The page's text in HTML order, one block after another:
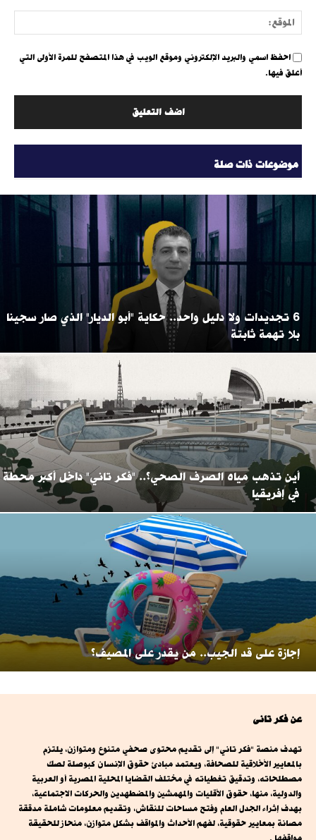
احفظ اسمي والبريد الإلكتروني وموقع الويب في هذا المتصفح للمرة الأولى التي
أعلق فيها.
موضوعات ذات صلة
6 تجديدات ولا دليل واحد.. حكاية "أبو الديار" الذي صار سجينا
بلا تهمة ثابتة
أين تذهب مياه الصرف الصحي؟.. "فكر تاني" داخل أكبر محطة
في إفريقيا
إجازة على قد الجيب.. من يقدر على المصيف؟
عن فكر تانى
تهدف منصة "فكر تاني" إلى تقديم محتوى صحفي متنوع ومتوازن، يلتزم
بالمعايير الأخلاقية للصحافة، ويعتمد مبادئ حقوق الإنسان كبوصلة لصك
مصطلحاته، وتدقيق تغطياته في مختلف القضايا المحلية المصرية أو العربية
والدولية، منها، حقوق الأقليات والمهمشين والمضطهدين والحركات الاجتماعية،
بهدف إثراء الجدل العام وفتح مساحات للنقاش، وتقديم معلومات شاملة مدققة
مصانة بمعايير حقوقية، لفهم الأحداث والمواقف بشكل متوازن، منحاز للحقيقة